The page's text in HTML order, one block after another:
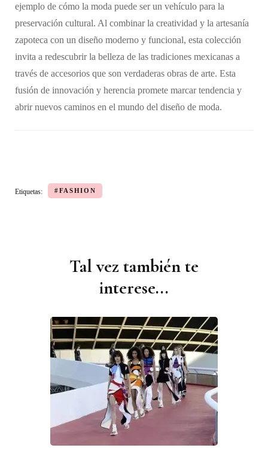
ejemplo de cómo la moda puede ser un vehículo para la
preservación cultural. Al combinar la creatividad y la artesanía
zapoteca con un diseño moderno y funcional, esta colección
invita a redescubrir la belleza de las tradiciones mexicanas a
través de accesorios que son verdaderas obras de arte. Esta
fusión de innovación y herencia promete marcar tendencia y
abrir nuevos caminos en el mundo del diseño de moda.
Etiquetas: #FASHION
Tal vez también te
interese...